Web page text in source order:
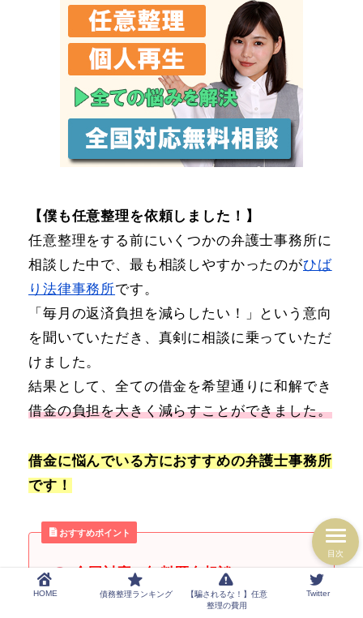
【僕も任意整理を依頼しました！】
任意整理をする前にいくつかの弁護士事務所に
相談した中で、最も相談しやすかったのがひば
り法律事務所です。
「毎月の返済負担を減らしたい！」という意向
を聞いていただき、真剣に相談に乗っていただ
けました。
結果として、全ての借金を希望通りに和解でき
借金の負担を大きく減らすことができました。
借金に悩んでいる方におすすめの弁護士事務所
です！
おすすめポイント
全国対応・無料匿名相談OK
弁護士費用の分割払いも可能
HOME 債務整理ランキング
【騙されるな！】任意
整理の費用
Twitter
目次